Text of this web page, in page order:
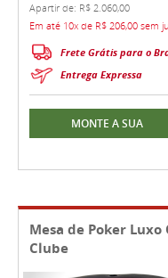
Apartir de: R$ 2.060,00
Em até 10x de R$ 206,00 sem
Frete Grátis para o
Entrega Expressa
MONTE A SUA
Mesa de Poker
Clube